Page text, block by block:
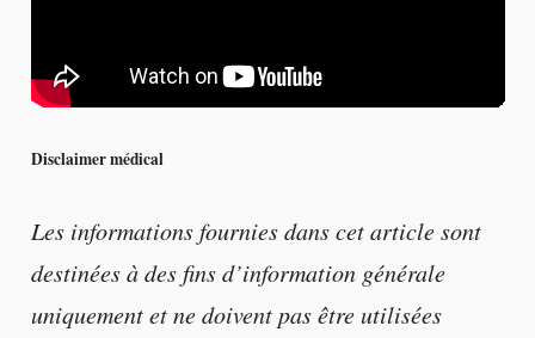
Disclaimer médical
Les informations fournies dans cet article sont
destinées à des fins d’information générale
uniquement et ne doivent pas être utilisées